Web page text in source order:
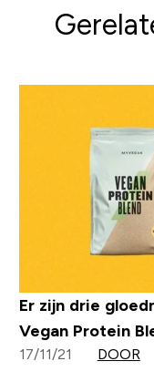
Er zijn drie
Vegan Protein
17/11/21 DOOR